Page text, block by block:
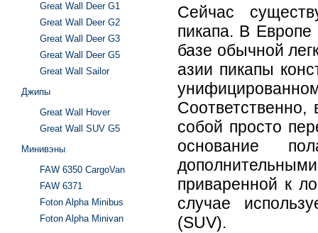
Сейчас
пикапа. В Европе
базе обычной
азии пикапы
Соответственно,
собой просто
основание
приваренной к
случае
(SUV).
Great Wall Deer G1
Great Wall Deer G2
Great Wall Deer G3
Great Wall Deer G5
Great Wall Sailor
Джипы
Great Wall Hover
Great Wall SUV G5
Минивэны
FAW 6350 CargoVan
FAW 6371
Foton Alpha Minibus
Foton Alpha Minivan